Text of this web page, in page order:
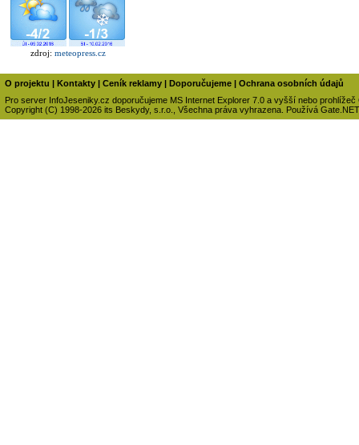
zdroj: meteopress.cz
O projektu Kontakty Ceník reklamy Doporučujeme
Ochrana osobních údajů
Pro server InfoJeseniky.cz doporučujeme MS Internet Explorer 7.0 a vyšší nebo prohlížeč
Copyright (C) 1998-2026 its Beskydy, s.r.o., Všechna práva vyhrazena. Používá